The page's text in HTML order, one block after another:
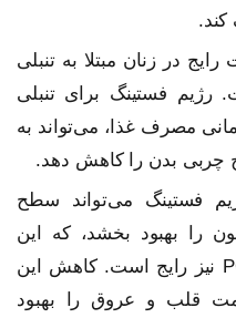
در زنان مبتلا به تنبلی
فستینگ برای تنبلی
مصرف غذا، می‌تواند به
بدن را کاهش دهد.
فستینگ می‌تواند سطح
را بهبود بخشد، که این
موارد در زنان مبتلا به PCOS نیز رایج است. کاهش این
قلب و عروق را بهبود